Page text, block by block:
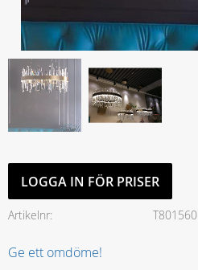
LOGGA IN FÖR PRISER
Artikelnr T801560
Ge ett omdöme!